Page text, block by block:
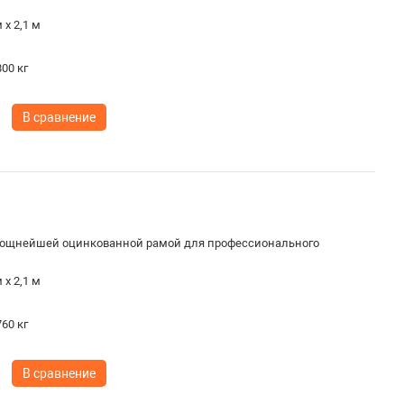
х 2,1 м
кг
В сравнение
оцинкованной рамой для профессионального
х 2,1 м
кг
В сравнение